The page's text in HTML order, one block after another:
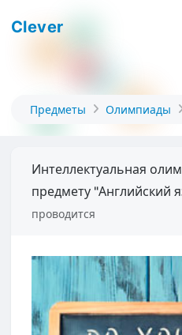
Clever
Предметы Олимпиады
Интеллектуальная
предмету "Английский
проводится